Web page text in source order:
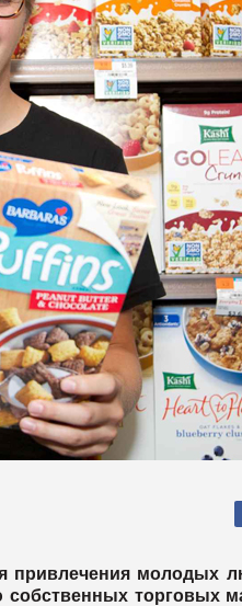
молодых
торговых